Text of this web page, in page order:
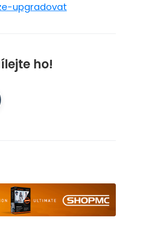
upgradovat
ho!